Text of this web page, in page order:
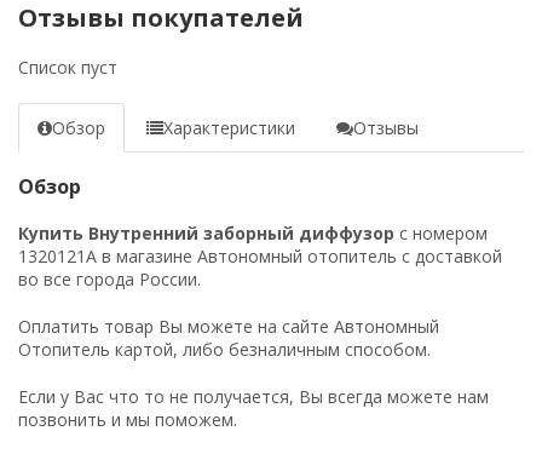
Отзывы покупателей
Список пуст
Обзор Характеристики Отзывы
Обзор
Купить Внутренний заборный диффузор с номером
1320121A в магазине Автономный отопитель с доставкой
во все города России.
Оплатить товар Вы можете на сайте Автономный
Отопитель картой, либо безналичным способом.
Если у Вас что то не получается, Вы всегда можете нам
позвонить и мы поможем.